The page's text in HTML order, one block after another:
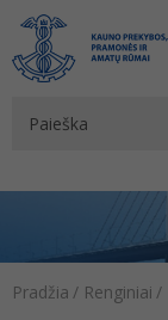
Pradžia / Renginiai /